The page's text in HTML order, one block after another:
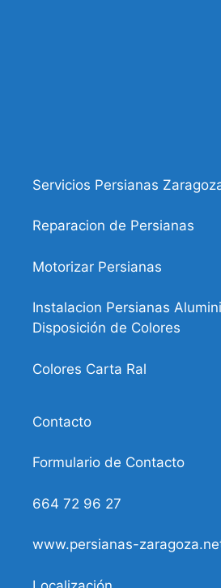
Servicios Persianas
Reparacion de Persianas
Motorizar Persianas
Instalacion Persianas
Disposición de Colores
Colores Carta Ral
Contacto
Formulario de Contacto
664 72 96 27
www.persianas-